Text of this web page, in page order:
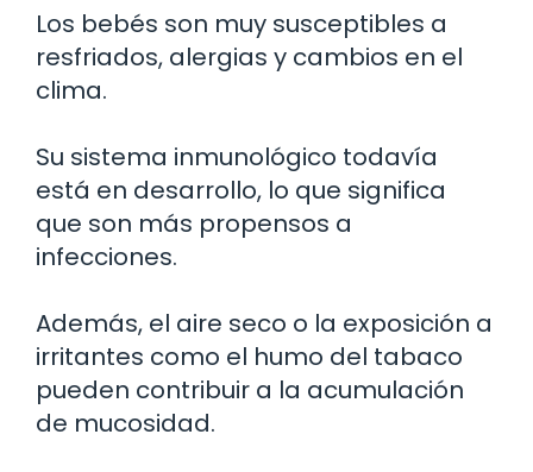
Los bebés son muy susceptibles a
resfriados, alergias y cambios en el
clima.
Su sistema inmunológico todavía
está en desarrollo, lo que significa
que son más propensos a
infecciones.
Además, el aire seco o la exposición a
irritantes como el humo del tabaco
pueden contribuir a la acumulación
de mucosidad.